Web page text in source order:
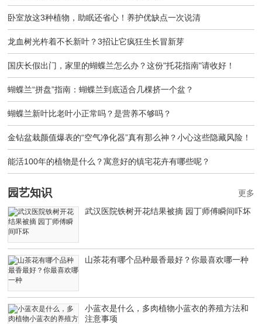
卧室放这3种植物，助眠还省心！养护优缺点一次说清
龙血树光杵着不长新叶？3招让它疯狂生长冒新芽
国庆长假出门，家里的蝴蝶兰怎么办？这份"托花指南"请收好！
蝴蝶兰“拼盘”指南：蝴蝶兰到底适合几棵挤一个盆？
蝴蝶兰新叶比老叶小正常吗？是营养不够吗？
金钻盆栽颜值爆表的“空气净化器”真有那么神？小心这些隐藏风险！
能活100年的植物是什么？寓意好的镇宅花卉有哪些呢？
园艺知识
武汉医院铁树开花结果被摘 园丁师傅瞬间吓坏
山茶花有哪个品种最香最好？你最喜欢哪一种
小蓝衣是什么，多肉植物小蓝衣的养殖方法和
注意事项
更多